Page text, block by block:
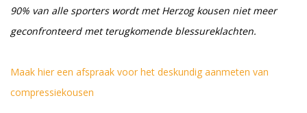
90% van alle sporters wordt met Herzog kousen niet meer
geconfronteerd met terugkomende blessureklachten.
Maak hier een afspraak voor het deskundig aanmeten van
compressiekousen